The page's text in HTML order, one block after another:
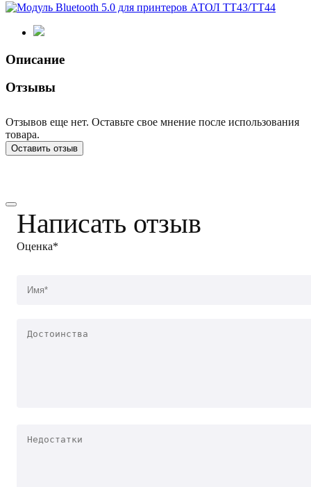
Описание
Отзывы
Отзывов еще нет. Оставьте свое мнение после использования
товара.
Оставить отзыв
Написать отзыв
Оценка*